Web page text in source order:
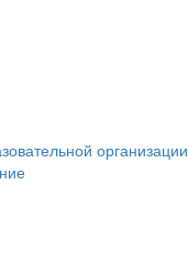
организации